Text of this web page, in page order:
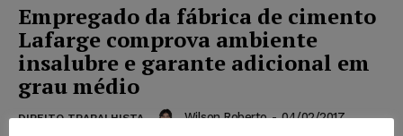
Empregado da fábrica de cimento
Lafarge comprova ambiente
insalubre e garante adicional em
grau médio
DIREITO TRABALHISTA Wilson Roberto - 04/02/2017